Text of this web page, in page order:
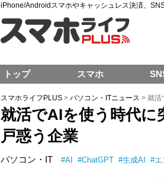
iPhone/Androidスマホやキャッシュレス決済、
スマホライフPLUS > パソコン・ITニュース > 就活
就活でAIを使う時代に
戸惑う企業
パソコン・IT #AI #ChatGPT #生成AI #エ
トップ スマホ